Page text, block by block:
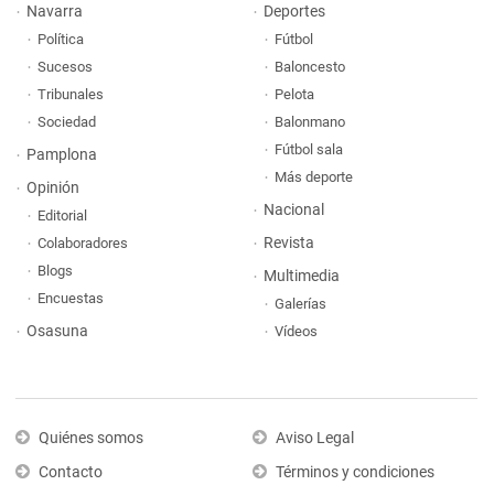
Navarra
Política
Sucesos
Tribunales
Sociedad
Pamplona
Opinión
Editorial
Colaboradores
Blogs
Encuestas
Osasuna
Deportes
Fútbol
Baloncesto
Pelota
Balonmano
Fútbol sala
Más deporte
Nacional
Revista
Multimedia
Galerías
Vídeos
Quiénes somos
Contacto
Aviso Legal
Términos y condiciones